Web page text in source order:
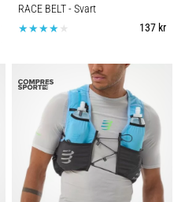
RACE BELT- Svart
137 kr